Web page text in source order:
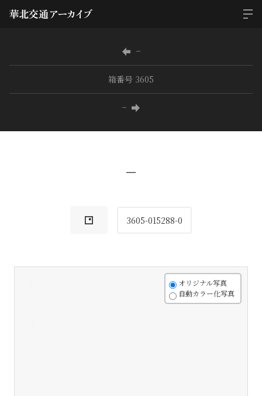
−
箱番号 3605
−
−
3605-015288-0
オリジナル写真
自動カラー化写真